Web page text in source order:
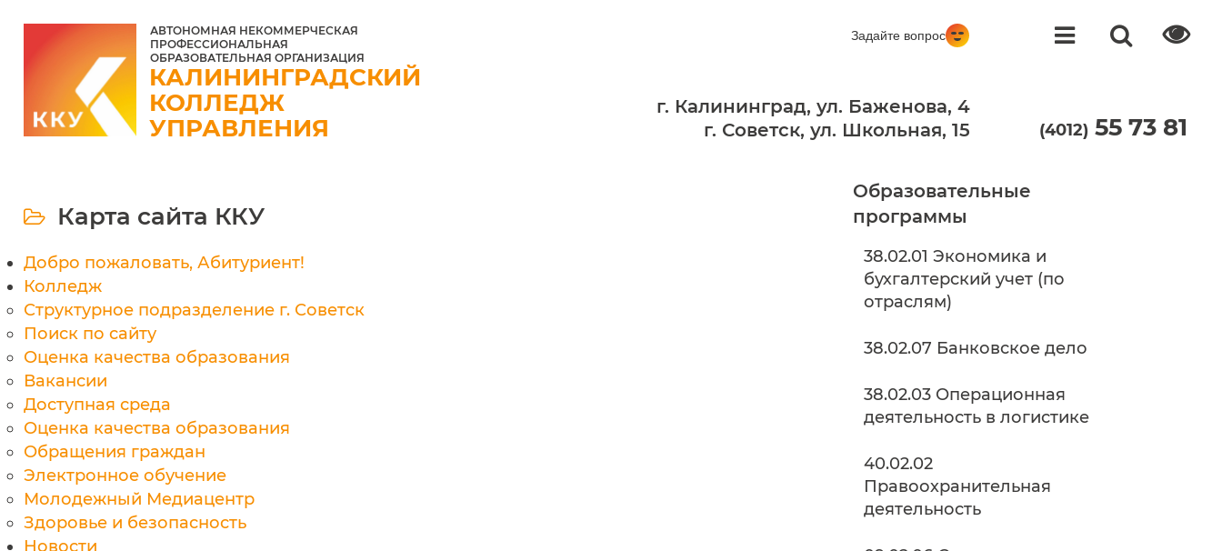
АВТОНОМНАЯ НЕКОММЕРЧЕСКАЯ
ПРОФЕССИОНАЛЬНАЯ
ОБРАЗОВАТЕЛЬНАЯ ОРГАНИЗАЦИЯ
КАЛИНИНГРАДСКИЙ
КОЛЛЕДЖ
УПРАВЛЕНИЯ
г. Калининград, ул. Баженова, 4
г. Советск, ул. Школьная, 15
(4012) 55 73 81
Задайте вопрос
Карта сайта ККУ
Добро пожаловать, Абитуриент!
Колледж
Структурное подразделение г. Советск
Поиск по сайту
Оценка качества образования
Вакансии
Доступная среда
Оценка качества образования
Обращения граждан
Электронное обучение
Молодежный Медиацентр
Здоровье и безопасность
Новости
Образовательные
программы
38.02.01 Экономика и
бухгалтерский учет (по
отраслям)
38.02.07 Банковское дело
38.02.03 Операционная
деятельность в логистике
40.02.02
Правоохранительная
деятельность